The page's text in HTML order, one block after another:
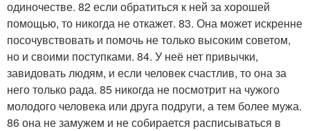
одиночестве. 82 если обратиться к ней за хорошей
помощью, то никогда не откажет. 83. Она может искренне
посочувствовать и помочь не только высоким советом,
но и своими поступками. 84. У неё нет привычки,
завидовать людям, и если человек счастлив, то она за
него только рада. 85 никогда не посмотрит на чужого
молодого человека или друга подруги, а тем более мужа.
86 она не замужем и не собирается расписываться в